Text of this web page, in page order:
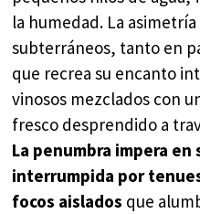
la humedad. La
subterráneos, tanto en
que recrea su encanto
vinosos mezclados con
fresco desprendido a
La penumbra impera
interrumpida por
focos aislados que